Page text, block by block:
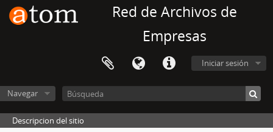
Red de Archivos de
Empresas
Iniciar sesión
Navegar
Descripcion del sitio